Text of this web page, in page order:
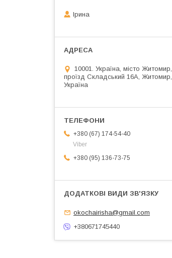
Ірина
10001. Україна, місто Житомир,
проїзд Складський 16А, Житомир,
Україна
+380 (67) 174-54-40
Viber
+380 (95) 136-73-75
okochairisha@gmail.com
+380671745440